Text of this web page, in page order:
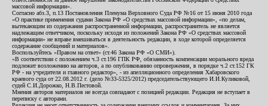
массовой информации».
Согласно абз.3, п.13 Постановления Пленума Верховного Суда РФ №16 от 15 июня 2010 года
«О практике применения судами Закона РФ «О средствах массовой информации», «по делам,
вытекающим из содержания распространенной информации, распространитель не является
надлежащим ответчиком, поскольку исходя из положений Закона РФ «О средствах массовой
информации» не вправе вмешиваться в деятельность редакции, в ходе которой определяется
содержание сообщений и материалов».
Воспользуйтесь «Правом на ответ» (ст.46 Закона РФ «О СМИ»).
«В соответствии с положением ч.3 ст.196 ГПК РФ, обязанность компенсации морального вреда
подлежит возложению на авторов, а по опубликованию опровержения, в порядке ч.2 ст.152 ГК
РФ - на учредителя и главного редактор», - из апелляционного определения Хабаровского
краевого суда от 22.08.2012 г. (дело №33-5325/2012) председательствующего И.И.Куликовой,
судей С.И.Дорожко, Н.В.Пестовой.
Мнения авторов материалов не всегда совпадают с позицией редакции. Редакция не вступает в
переписку с авторами.